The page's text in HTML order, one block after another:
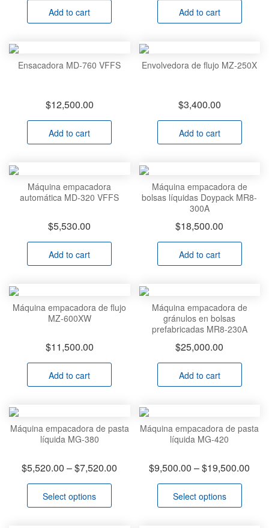
Add to cart Add to cart
Ensacadora MD-760 VFFS
$12,500.00
Add to cart
Envolvedora de flujo MZ-250X
$3,400.00
Add to cart
Máquina empacadora
automática MD-320 VFFS
$5,530.00
Add to cart
Máquina empacadora de
bolsas líquidas Doypack MR8-
300A
$18,500.00
Add to cart
Máquina empacadora de flujo
MZ-600XW
$11,500.00
Add to cart
Máquina empacadora de
gránulos en bolsas
prefabricadas MR8-230A
$25,000.00
Add to cart
Máquina empacadora de pasta
líquida MG-380
$5,520.00 –$7,520.00
Select options
Máquina empacadora de pasta
líquida MG-420
$9,500.00 –$19,500.00
Select options